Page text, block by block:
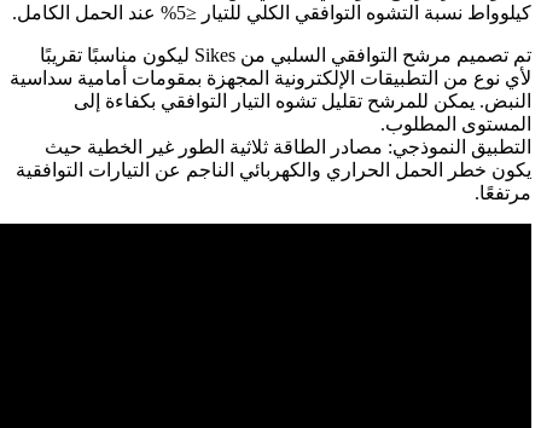
كيلوواط نسبة التشوه التوافقي الكلي للتيار ≤5% عند الحمل الكامل.
تم تصميم مرشح التوافقي السلبي من Sikes ليكون مناسبًا تقريبًا
لأي نوع من التطبيقات الإلكترونية المجهزة بمقومات أمامية سداسية
النبض. يمكن للمرشح تقليل تشوه التيار التوافقي بكفاءة إلى
المستوى المطلوب.
التطبيق النموذجي: مصادر الطاقة ثلاثية الطور غير الخطية حيث
يكون خطر الحمل الحراري والكهربائي الناجم عن التيارات التوافقية
مرتفعًا.